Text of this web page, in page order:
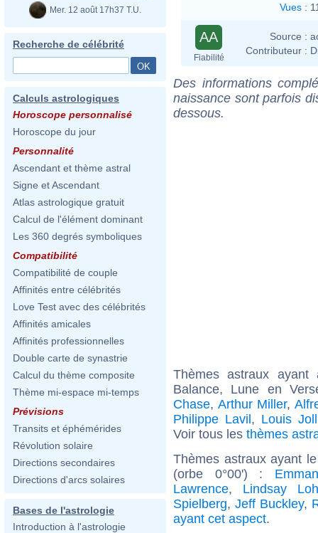
Mer. 12 août 17h37 T.U.
Recherche de célébrité
Calculs astrologiques
Horoscope personnalisé
Horoscope du jour
Personnalité
Ascendant et thème astral
Signe et Ascendant
Atlas astrologique gratuit
Calcul de l'élément dominant
Les 360 degrés symboliques
Compatibilité
Compatibilité de couple
Affinités entre célébrités
Love Test avec des célébrités
Affinités amicales
Affinités professionnelles
Double carte de synastrie
Calcul du thème composite
Thème mi-espace mi-temps
Prévisions
Transits et éphémérides
Révolution solaire
Directions secondaires
Directions d'arcs solaires
Bases de l'astrologie
Introduction à l'astrologie
Vues :
AA
Fiabilité
Source :
Contributeur :
Des informations
naissance sont parfois
dessous.
Thèmes astraux
Balance, Lune en
Chase, Arthur Miller,
Philippe Lavil, Louis
Voir tous les thèmes
Thèmes astraux ayant
(orbe 0°00') :
Lawrence, Lindsay
Spielberg,Jeff Buckley,
ayant cet aspect.